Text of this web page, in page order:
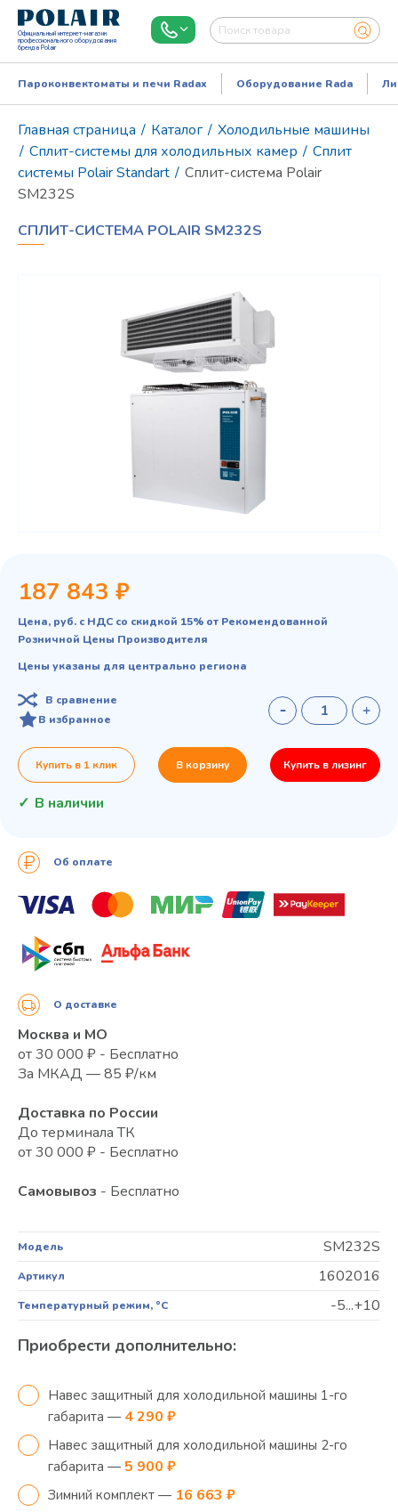
Официальный интернет-магазин
профессионального оборудования
бренда Polair
Режим работы:Пн..Пт: 9.00-18.00
Пароконвектоматы и печи Radax Оборудование Rada
Главная страница / Каталог / Холодильные машины
/ Сплит-системы для холодильных камер / Сплит
системы Polair Standart / Сплит-система Polair
SM232S
СПЛИТ-СИСТЕМА POLAIR SM232S
Модель SM232S
Артикул 1602016
Температурный режим, °C -5...+10
Приобрести дополнительно:
Навес защитный для холодильной машины 1-го
габарита — 4 290 ₽
Навес защитный для холодильной машины 2-го
габарита — 5 900 ₽
Зимний комплект — 16 663 ₽
187 843 ₽
Цена, руб. с НДС со скидкой 15% от Рекомендованной
Розничной Цены Производителя
Цены указаны для центрально региона
В сравнение
В избранное
Купить в 1 клик В корзину Купить в лизинг
В наличии
Об оплате
О доставке
Москва и МО
от 30 000 ₽ - Бесплатно
За МКАД — 85 ₽/км
Доставка по России
До терминала ТК
от 30 000 ₽ - Бесплатно
Самовывоз - Бесплатно